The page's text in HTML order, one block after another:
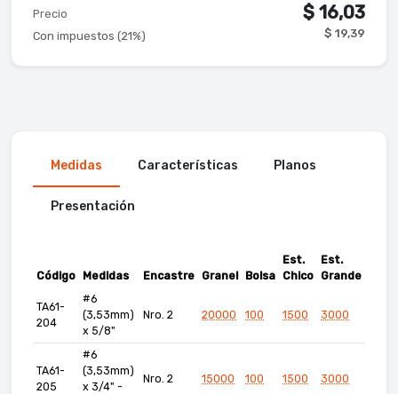
Precio $ 16,03
Con impuestos (21%) $ 19,39
Medidas Características Planos
Presentación
Código Medidas Encastre Granel Bolsa
Est.
Chico
Est.
Grande
TA61-
204
#6
(3,53mm)
x 5/8"
Nro. 2 20000 100 1500 3000
TA61-
205
#6
(3,53mm)
x 3/4" -
Nro. 2 15000 100 1500 3000